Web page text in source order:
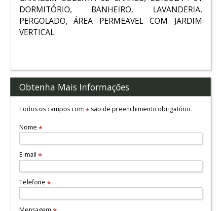
DORMITÓRIO, BANHEIRO, LAVANDERIA,
PERGOLADO, ÁREA PERMEAVEL COM JARDIM
VERTICAL.
Obtenha Mais Informações
Todos os campos com *são de preenchimento obrigatório.
Nome *
E-mail *
Telefone *